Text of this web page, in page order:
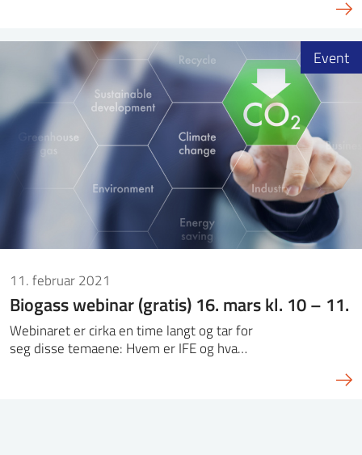
11. februar 2021
Biogass webinar (gratis) 16. mars kl. 10 – 11.
Webinaret er cirka en time langt og tar for
seg disse temaene: Hvem er IFE og hva…
Event